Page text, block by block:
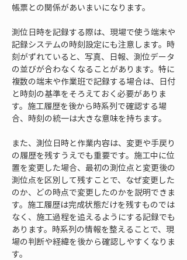
帳票との関係があいまいになります。
測位日時を記録する際は、現場で使う端末や
記録システムの時刻設定にも注意します。時
刻がずれていると、写真、日報、測位データ
の並びが合わなくなることがあります。特に
複数の端末や作業班で記録する場合は、日付
と時刻の基準をそろえておく必要がありま
す。施工履歴を後から時系列で確認する場
合、時刻の統一は大きな意味を持ちます。
また、測位日時と作業内容は、変更や手戻り
の履歴を残すうえでも重要です。施工中に位
置を変更した場合、最初の測位点と変更後の
測位点を区別して残すことで、なぜ変更した
のか、どの時点で変更したのかを説明できま
す。施工履歴は完成状態だけを残すものでは
なく、施工過程を追えるようにする記録でも
あります。時系列の情報を整えることで、現
場の判断や経緯を後から確認しやすくなりま
す。